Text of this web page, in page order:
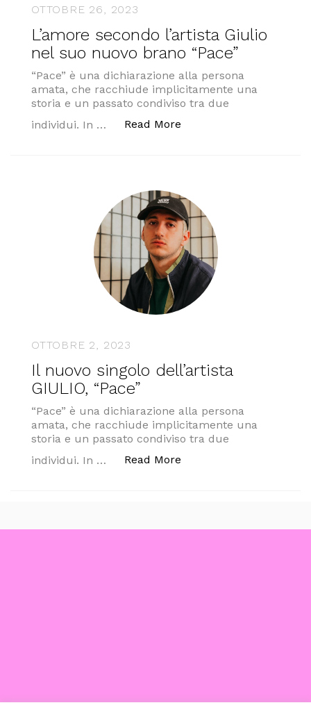
OTTOBRE 26, 2023
L’amore secondo l’artista Giulio
nel suo nuovo brano “Pace”
“Pace” è una dichiarazione alla persona
amata, che racchiude implicitamente una
storia e un passato condiviso tra due
individui. In …
Read More
OTTOBRE 2, 2023
Il nuovo singolo dell’artista
GIULIO, “Pace”
“Pace” è una dichiarazione alla persona
amata, che racchiude implicitamente una
storia e un passato condiviso tra due
individui. In …
Read More